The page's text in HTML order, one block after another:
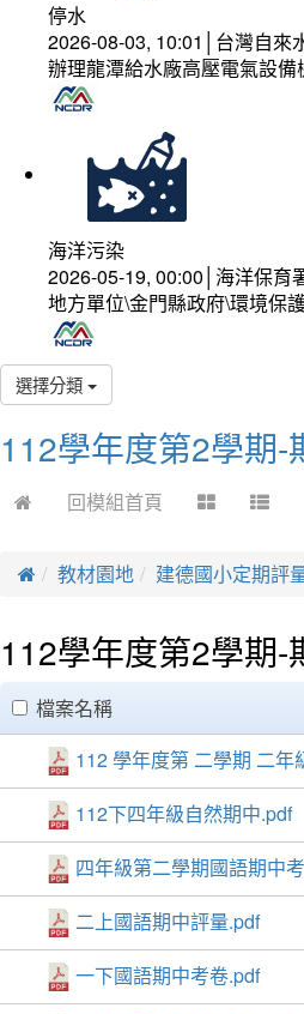
停水
2026-08-03, 10:01│台灣自來
辦理龍潭給水廠高壓電氣設
海洋污染
2026-05-19, 00:00│海洋保育
地方單位\金門縣政府\環境保
選擇分類
112學年度第2學期
回模組首頁
教材園地 建德國小定期評
112學年度第2學期-
clickAll
檔案名稱
112 學年度第 二學期 二
112下四年級自然期中.pdf
四年級第二學期國語期中
二上國語期中評量.pdf
一下國語期中考卷.pdf